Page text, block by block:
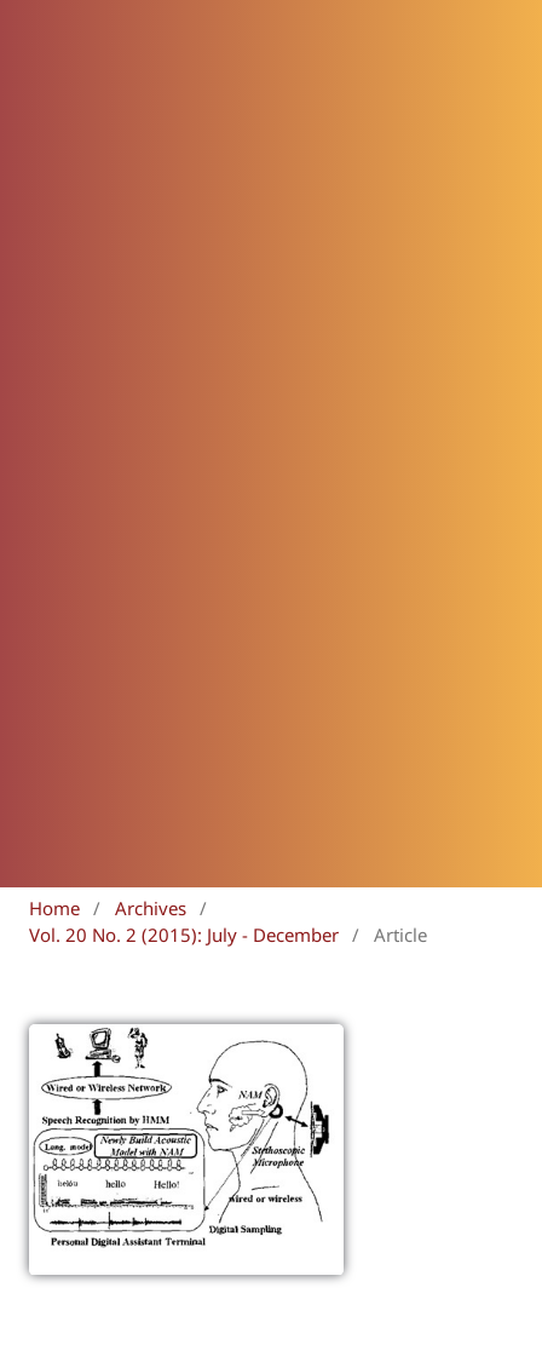
Home / Archives /
Vol. 20 No. 2 (2015): July - December / Article